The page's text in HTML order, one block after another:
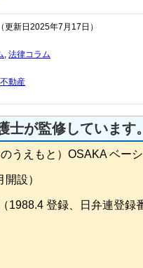
（更新日2025年7月17日）
, 法律コラム
不動産
士が監修しています。
うえもと）OSAKA ベー
設）
1988.4 登録、日弁連登録